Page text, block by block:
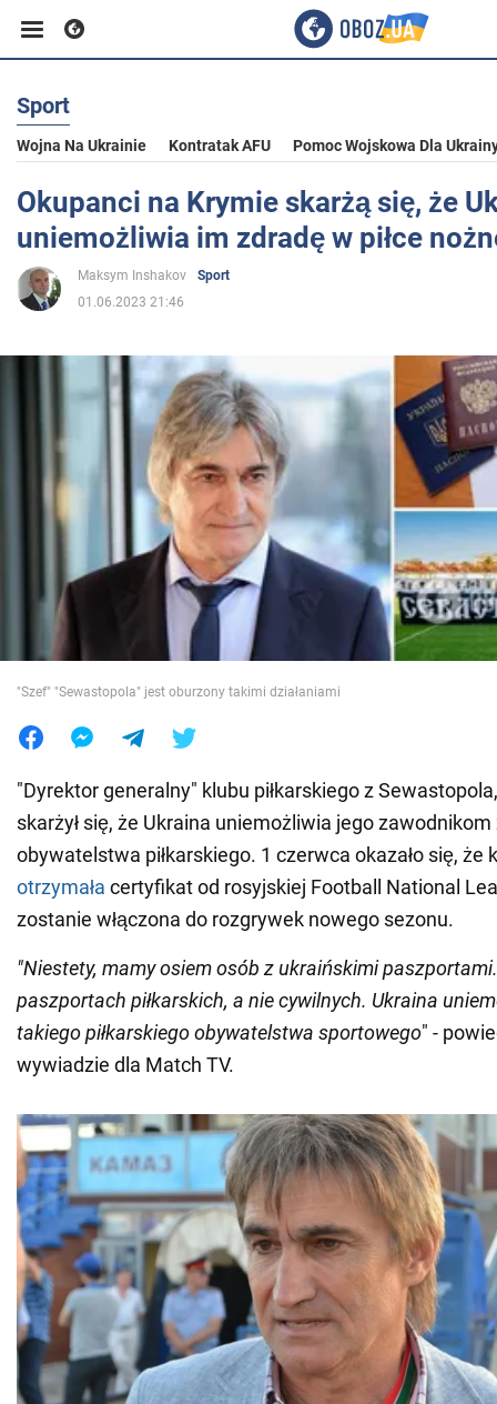
Biznes
Sport
Rozrywka
Polityka
Społeczeństwo
Wojna na Ukrainie
Świat
Jedzenie
Sport
Wojna Na Ukrainie Kontratak AFU Pomoc Wojskowa Dla
Okupanci na Krymie skarżą się, że
uniemożliwia im zdradę w piłce
Maksym Inshakov
Sport
01.06.2023 21:46
"Szef" "Sewastopola" jest oburzony takimi działaniami
"Dyrektor generalny" klubu piłkarskiego z
skarżył się, że Ukraina uniemożliwia jego
obywatelstwa piłkarskiego. 1 czerwca okazało się, że
otrzymała certyfikat od rosyjskiej Football National
zostanie włączona do rozgrywek nowego sezonu.
"Niestety, mamy osiem osób z ukraińskimi
paszportach piłkarskich, a nie cywilnych. Ukraina
takiego piłkarskiego obywatelstwa sportowego" -
wywiadzie dla Match TV.